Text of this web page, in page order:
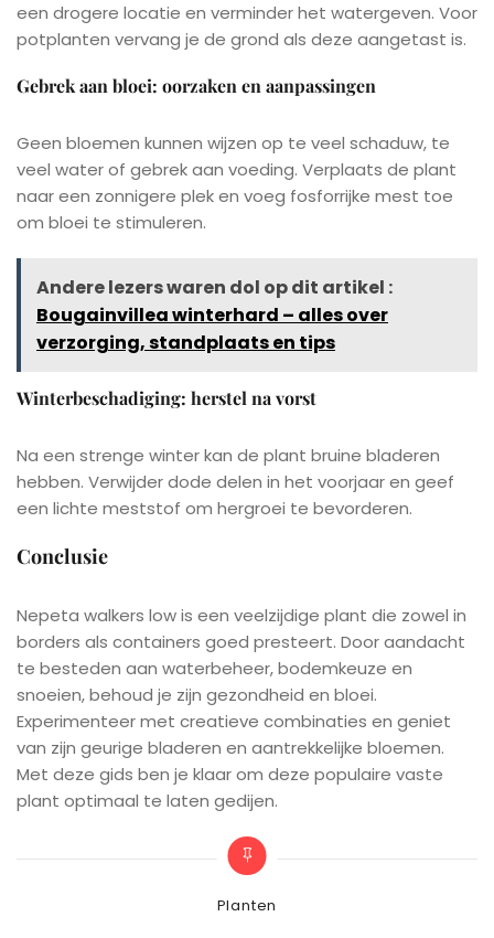
een drogere locatie en verminder het watergeven. Voor
potplanten vervang je de grond als deze aangetast is.
Gebrek aan bloei: oorzaken en aanpassingen
Geen bloemen kunnen wijzen op te veel schaduw, te
veel water of gebrek aan voeding. Verplaats de plant
naar een zonnigere plek en voeg fosforrijke mest toe
om bloei te stimuleren.
Andere lezers waren dol op dit artikel :
Bougainvillea winterhard – alles over
verzorging, standplaats en tips
Winterbeschadiging: herstel na vorst
Na een strenge winter kan de plant bruine bladeren
hebben. Verwijder dode delen in het voorjaar en geef
een lichte meststof om hergroei te bevorderen.
Conclusie
Nepeta walkers low is een veelzijdige plant die zowel in
borders als containers goed presteert. Door aandacht
te besteden aan waterbeheer, bodemkeuze en
snoeien, behoud je zijn gezondheid en bloei.
Experimenteer met creatieve combinaties en geniet
van zijn geurige bladeren en aantrekkelijke bloemen.
Met deze gids ben je klaar om deze populaire vaste
plant optimaal te laten gedijen.
Categories
Planten